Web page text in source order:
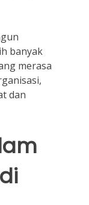
banyak
merasa
dan